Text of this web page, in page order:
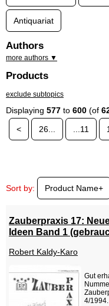
Antiquariat
Authors
more authors ▼
Products
exclude subtopics
Displaying 577 to 600 (of
<
26... ...11
Sort by: Product Name+
Zauberpraxis 17:
Ideen Band 1
Robert Kaldy-Karo
Gut
4/1994.